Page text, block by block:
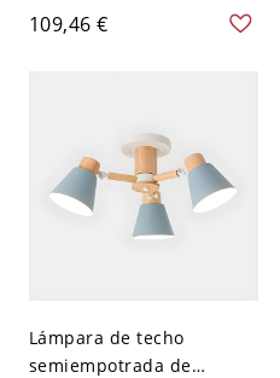
acrílico con bombilla LED
incluida - 110 A 120 V
109,46 €
Lámpara de techo
semiempotrada de